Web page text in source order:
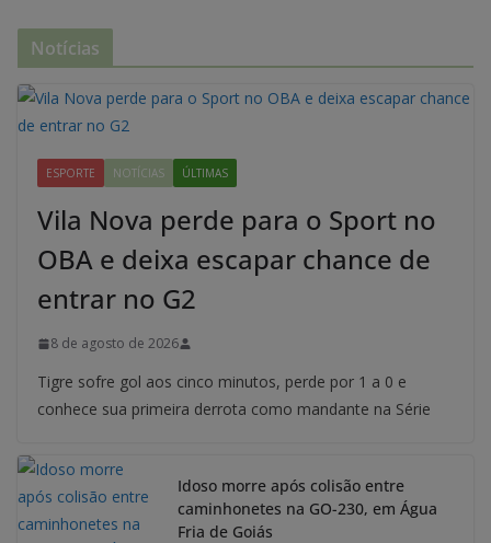
Notícias
ESPORTE NOTÍCIAS ÚLTIMAS
Vila Nova perde para o Sport no
OBA e deixa escapar chance de
entrar no G2
8 de agosto de 2026
Tigre sofre gol aos cinco minutos, perde por 1 a 0 e
conhece sua primeira derrota como mandante na Série
Idoso morre após colisão entre
caminhonetes na GO-230, em Água
Fria de Goiás